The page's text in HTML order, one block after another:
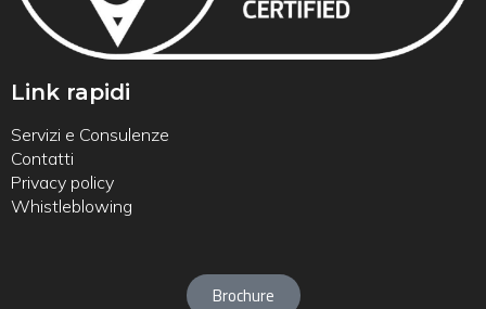
Link rapidi
Servizi e Consulenze
Contatti
Privacy policy
Whistleblowing
Brochure